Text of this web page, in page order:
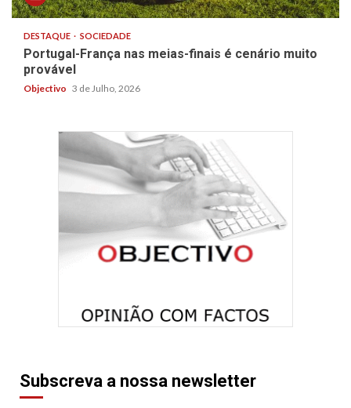
DESTAQUE SOCIEDADE
Portugal-França nas meias-finais é cenário muito
provável
Objectivo 3 de Julho, 2026
Subscreva a nossa newsletter